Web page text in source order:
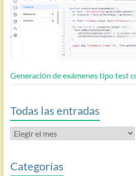
Generación de exámenes tipo test
Todas las entradas
Todas
las
Categorías